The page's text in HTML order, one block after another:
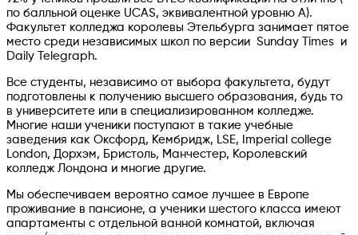
по балльной оценке UCAS, эквивалентной уровню А).
Факультет колледжа королевы Этельбурга занимает пятое
место среди независимых школ по версии Sunday Times и
Daily Telegraph.
Все студенты, независимо от выбора факультета, будут
подготовлены к получению высшего образования, будь то
в университете или в специализированном колледже.
Многие наши ученики поступают в такие учебные
заведения как Оксфорд, Кембридж, LSE, Imperial college
London, Дорхэм, Бристоль, Манчестер, Королевский
колледж Лондона и многие другие.
Мы обеспечиваем вероятно самое лучшее в Европе
проживание в пансионе, а ученики шестого класса имеют
апартаменты с отдельной ванной комнатой, включая